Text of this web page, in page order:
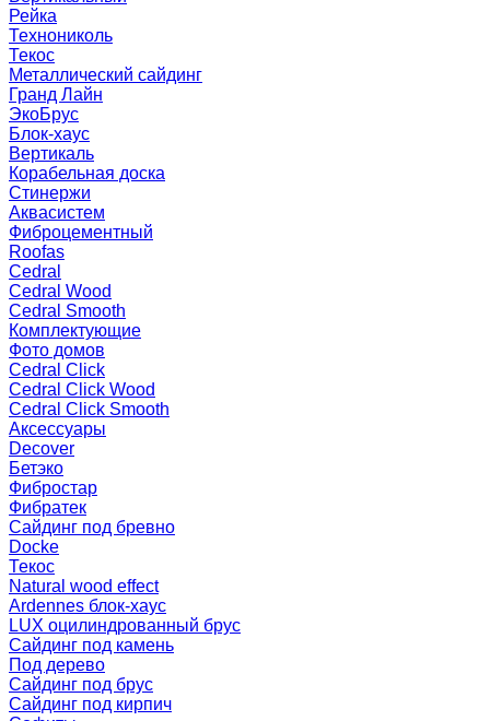
Рейка
Технониколь
Текос
Металлический сайдинг
Гранд Лайн
ЭкоБрус
Блок-хаус
Вертикаль
Корабельная доска
Стинержи
Аквасистем
Фиброцементный
Roofas
Cedral
Cedral Wood
Cedral Smooth
Комплектующие
Фото домов
Cedral Click
Cedral Click Wood
Cedral Click Smooth
Аксессуары
Decover
Бетэко
Фибростар
Фибратек
Сайдинг под бревно
Docke
Текос
Natural wood effect
Ardennes блок-хаус
LUX оцилиндрованный брус
Сайдинг под камень
Под дерево
Сайдинг под брус
Сайдинг под кирпич